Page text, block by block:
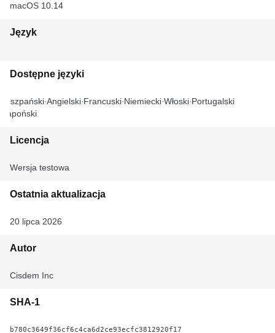
macOS 10.14
Język
Dostępne języki
Hiszpański Angielski Francuski Niemiecki Włoski Portugalski
Japoński
Licencja
Wersja testowa
Ostatnia aktualizacja
20 lipca 2026
Autor
Cisdem Inc
SHA-1
b780c3649f36cf6c4ca6d2ce93ecfc3812920f17